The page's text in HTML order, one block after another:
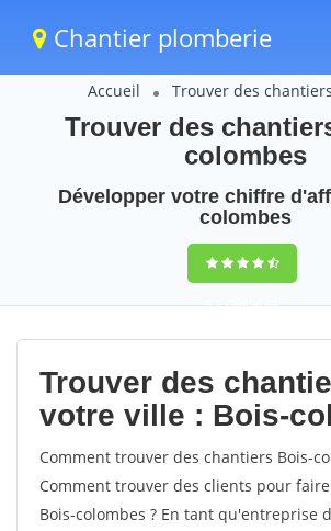
Chantier plomberie
Accueil Trouver des
Trouver des
colombes
Développer votre chiffre
colombes
9,5(100%)65
votes
Trouver des
votre ville : Bois-
Comment trouver des chantiers Bois-
Comment trouver des clients pour
Bois-colombes ? En tant qu'entreprise